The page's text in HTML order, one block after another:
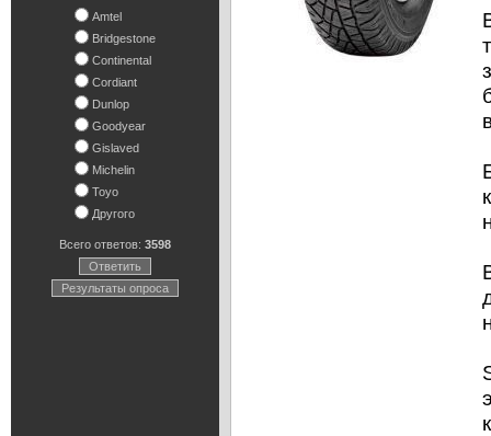
Amtel
Bridgestone
Continental
Cordiant
Dunlop
Goodyear
Gislaved
Michelin
Toyo
Другого
Всего ответов: 3598
Ответить
Результаты опроса